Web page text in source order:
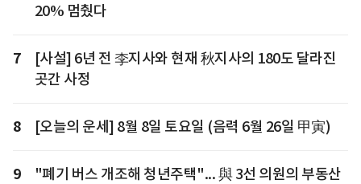
20% 멈췄다
7
[사설] 6년 전 李지사와 현재 秋지사의 180도 달라진
곳간 사정
8 [오늘의 운세] 8월 8일 토요일 (음력 6월 26일 甲寅)
9
"폐기 버스 개조해 청년주택"... 與 3선 의원의 부동산